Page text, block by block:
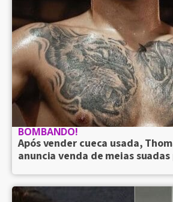
BOMBANDO!
Após vender cueca usada,
anuncia venda de meias